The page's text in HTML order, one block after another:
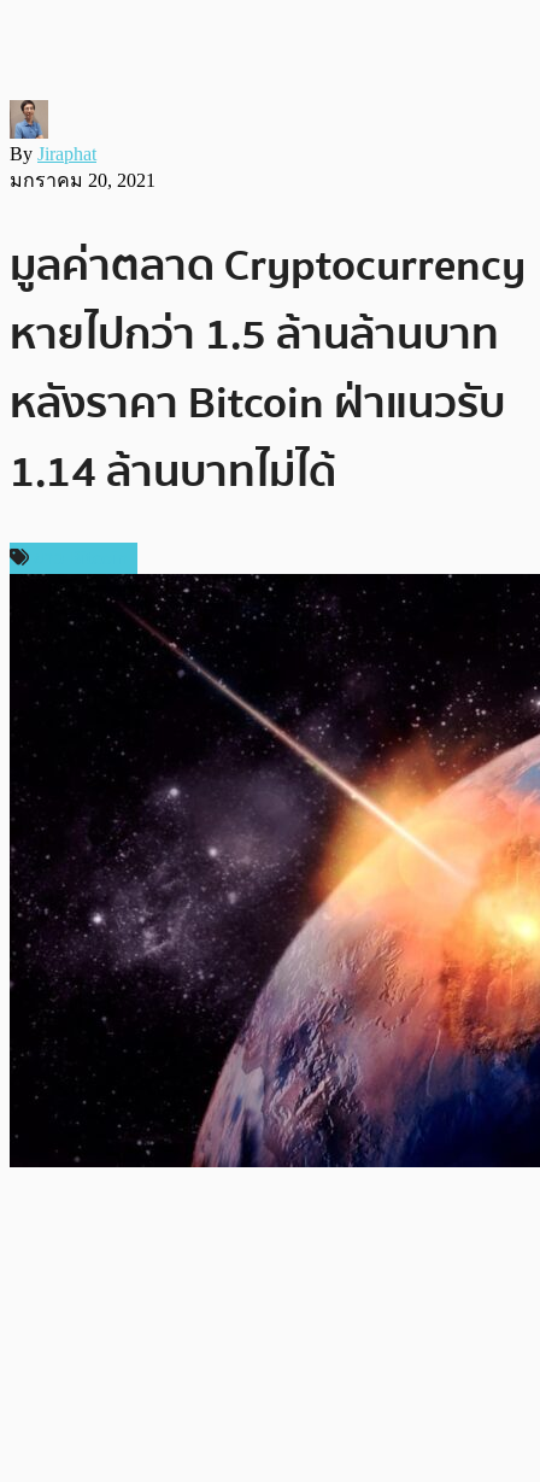
By Jiraphat
มกราคม 20, 2021
มูลค่าตลาด Cryptocurrency
หายไปกว่า 1.5 ล้านล้านบาท
หลังราคา Bitcoin ฝ่าแนวรับ
1.14 ล้านบาทไม่ได้